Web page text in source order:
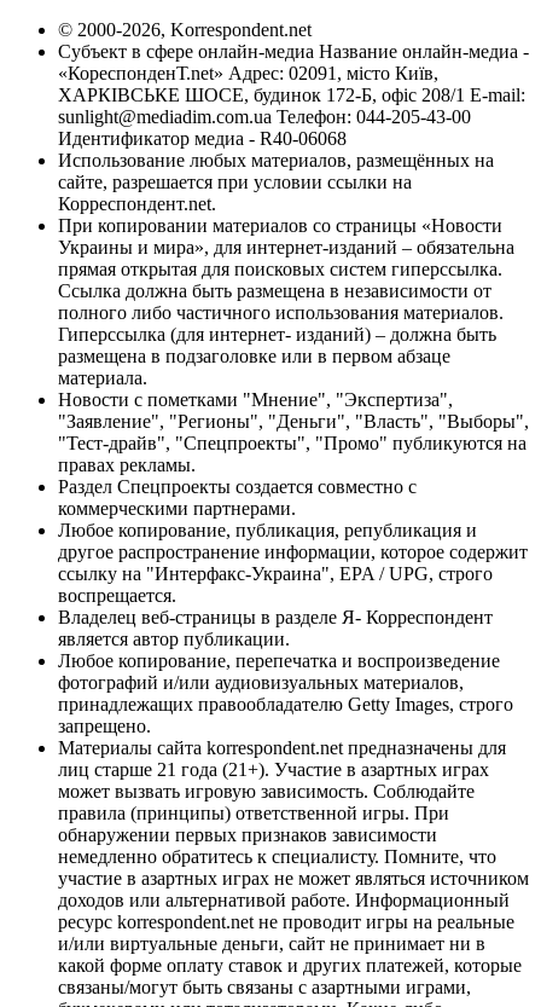
© 2000-2026, Korrespondent.net
Субъект в сфере онлайн-медиа Название онлайн-медиа -
«КореспонденТ.net» Адрес: 02091, місто Київ,
ХАРКІВСЬКЕ ШОСЕ, будинок 172-Б, офіс 208/1 E-mail:
sunlight@mediadim.com.ua Телефон: 044-205-43-00
Идентификатор медиа - R40-06068
Использование любых материалов, размещённых на
сайте, разрешается при условии ссылки на
Корреспондент.net.
При копировании материалов со страницы «Новости
Украины и мира», для интернет-изданий – обязательна
прямая открытая для поисковых систем гиперссылка.
Ссылка должна быть размещена в независимости от
полного либо частичного использования материалов.
Гиперссылка (для интернет- изданий) – должна быть
размещена в подзаголовке или в первом абзаце
материала.
Новости с пометками "Мнение", "Экспертиза",
"Заявление", "Регионы", "Деньги", "Власть", "Выборы",
"Тест-драйв", "Спецпроекты", "Промо" публикуются на
правах рекламы.
Раздел Спецпроекты создается совместно с
коммерческими партнерами.
Любое копирование, публикация, републикация и
другое распространение информации, которое содержит
ссылку на "Интерфакс-Украина", EPA / UPG, строго
воспрещается.
Владелец веб-страницы в разделе Я- Корреспондент
является автор публикации.
Любое копирование, перепечатка и воспроизведение
фотографий и/или аудиовизуальных материалов,
принадлежащих правообладателю Getty Images, строго
запрещено.
Материалы сайта korrespondent.net предназначены для
лиц старше 21 года (21+). Участие в азартных играх
может вызвать игровую зависимость. Соблюдайте
правила (принципы) ответственной игры. При
обнаружении первых признаков зависимости
немедленно обратитесь к специалисту. Помните, что
участие в азартных играх не может являться источником
доходов или альтернативой работе. Информационный
ресурс korrespondent.net не проводит игры на реальные
и/или виртуальные деньги, сайт не принимает ни в
какой форме оплату ставок и других платежей, которые
связаны/могут быть связаны с азартными играми,